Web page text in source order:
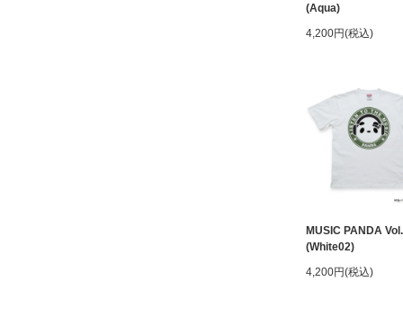
(Aqua)
4,200円(税込)
MUSIC PANDA
(White02)
4,200円(税込)